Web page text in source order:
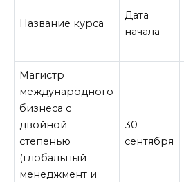
Название курса
Дата
начала
Магистр
международного
бизнеса с
двойной
степенью
(глобальный
менеджмент и
30
сентября